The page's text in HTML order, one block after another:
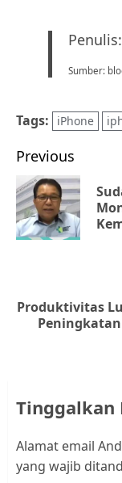
Sumber:
Tags: iPhone
Post
Previous
Next
post:
Produktivitas
Tinggalkan
Alamat email
yang wajib